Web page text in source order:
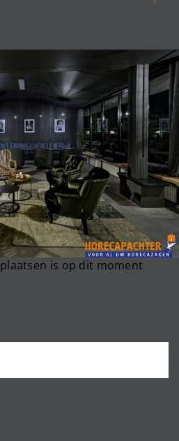
i
g
a
t
o
n
is op dit moment